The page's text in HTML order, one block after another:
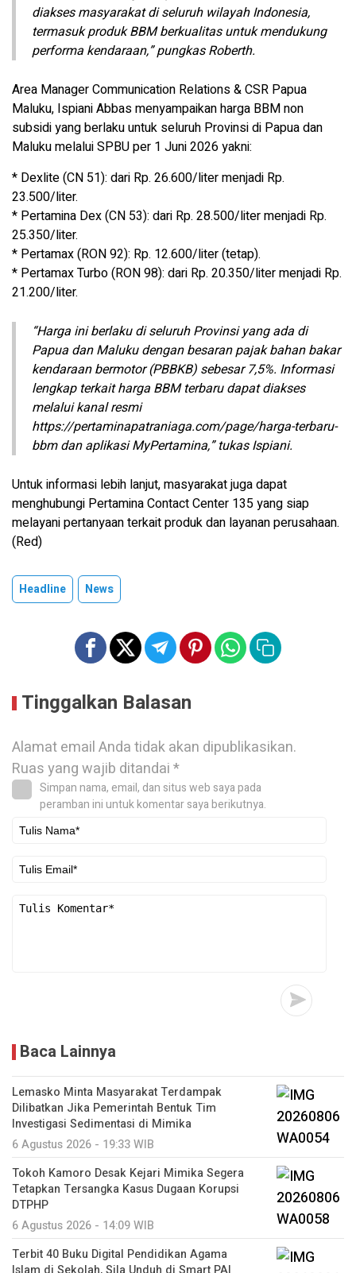
diakses masyarakat di seluruh wilayah Indonesia,
termasuk produk BBM berkualitas untuk mendukung
performa kendaraan,” pungkas Roberth.
Area Manager Communication Relations & CSR Papua
Maluku, Ispiani Abbas menyampaikan harga BBM non
subsidi yang berlaku untuk seluruh Provinsi di Papua dan
Maluku melalui SPBU per 1 Juni 2026 yakni:
* Dexlite (CN 51): dari Rp. 26.600/liter menjadi Rp.
23.500/liter.
* Pertamina Dex (CN 53): dari Rp. 28.500/liter menjadi Rp.
25.350/liter.
* Pertamax (RON 92): Rp. 12.600/liter (tetap).
* Pertamax Turbo (RON 98): dari Rp. 20.350/liter menjadi Rp.
21.200/liter.
“Harga ini berlaku di seluruh Provinsi yang ada di
Papua dan Maluku dengan besaran pajak bahan bakar
kendaraan bermotor (PBBKB) sebesar 7,5%. Informasi
lengkap terkait harga BBM terbaru dapat diakses
melalui kanal resmi
https://pertaminapatraniaga.com/page/harga-terbaru-
bbm dan aplikasi MyPertamina,” tukas Ispiani.
Untuk informasi lebih lanjut, masyarakat juga dapat
menghubungi Pertamina Contact Center 135 yang siap
melayani pertanyaan terkait produk dan layanan perusahaan.
(Red)
Headline News
Tinggalkan Balasan
Alamat email Anda tidak akan dipublikasikan.
Ruas yang wajib ditandai*
Simpan nama, email, dan situs web saya pada
peramban ini untuk komentar saya berikutnya.
Baca Lainnya
Lemasko Minta Masyarakat Terdampak
Dilibatkan Jika Pemerintah Bentuk Tim
Investigasi Sedimentasi di Mimika
6 Agustus 2026 - 19:33 WIB
Tokoh Kamoro Desak Kejari Mimika Segera
Tetapkan Tersangka Kasus Dugaan Korupsi
DTPHP
6 Agustus 2026 - 14:09 WIB
Terbit 40 Buku Digital Pendidikan Agama